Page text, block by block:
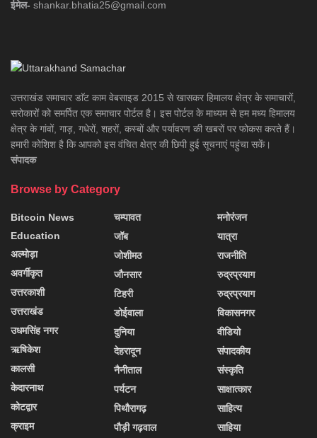
ईमेल- shankar.bhatia25@gmail.com
उत्तराखंड समाचार डाॅट काम वेबसाइड 2015 से खासकर हिमालय क्षेत्र के समाचारों,
सरोकारों को समर्पित एक समाचार पोर्टल है। इस पोर्टल के माध्यम से हम मध्य हिमालय
क्षेत्र के गांवों, गाड़, गधेरों, शहरों, कस्बों और पर्यावरण की खबरों पर फोकस करते हैं।
हमारी कोशिश है कि आपको इस वंचित क्षेत्र की छिपी हुई सूचनाएं पहुंचा सकें।
संपादक
Browse by Category
Bitcoin News
Education
अल्मोड़ा
अवर्गीकृत
उत्तरकाशी
उत्तराखंड
उधमसिंह नगर
ऋषिकेश
कालसी
केदारनाथ
कोटद्वार
क्राइम
चम्पावत
जॉब
जोशीमठ
जौनसार
टिहरी
डोईवाला
दुनिया
देहरादून
नैनीताल
पर्यटन
पिथौरागढ़
पौड़ी गढ़वाल
मनोरंजन
यात्रा
राजनीति
रुद्रप्रयाग
रुद्रप्रयाग
विकासनगर
वीडियो
संपादकीय
संस्कृति
साक्षात्कार
साहित्य
साहिया